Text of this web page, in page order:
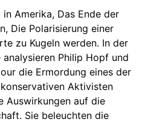
Amerika, Das Ende der
Die Polarisierung einer
zu Kugeln werden. In der
Philip Hopf und
die Ermordung eines der
Aktivisten
Auswirkungen auf die
Sie beleuchten die